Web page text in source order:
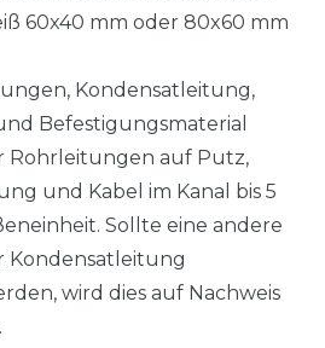
60x40 mm oder 80x60 mm
Kondensatleitung,
Befestigungsmaterial
Rohrleitungen auf Putz,
und Kabel im Kanal bis 5
Sollte eine andere
Kondensatleitung
wird dies auf Nachweis